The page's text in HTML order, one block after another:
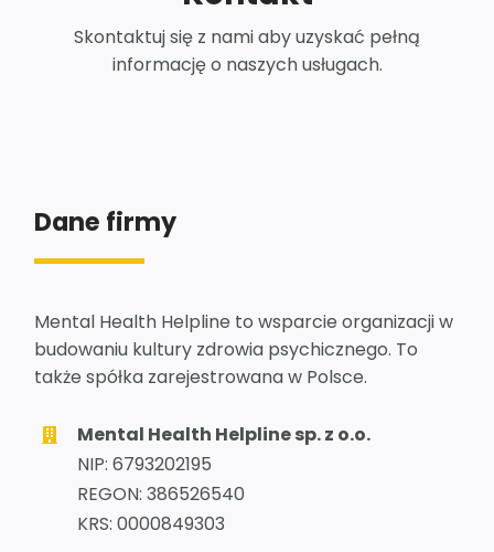
Skontaktuj się z nami aby uzyskać pełną
informację o naszych usługach.
Dane firmy
Mental Health Helpline to wsparcie organizacji w
budowaniu kultury zdrowia psychicznego. To
także spółka zarejestrowana w Polsce.
Mental Health Helpline sp. z o.o.
NIP: 6793202195
REGON: 386526540
KRS: 0000849303